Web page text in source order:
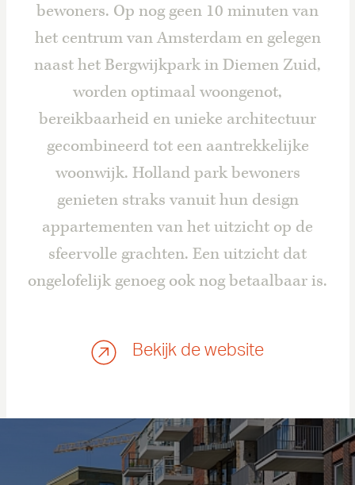
bewoners. Op nog geen 10 minuten van
het centrum van Amsterdam en gelegen
naast het Bergwijkpark in Diemen Zuid,
worden optimaal woongenot,
bereikbaarheid en unieke architectuur
gecombineerd tot een aantrekkelijke
woonwijk. Holland park bewoners
genieten straks vanuit hun design
appartementen van het uitzicht op de
sfeervolle grachten. Een uitzicht dat
ongelofelijk genoeg ook nog betaalbaar is.
Bekijk de website